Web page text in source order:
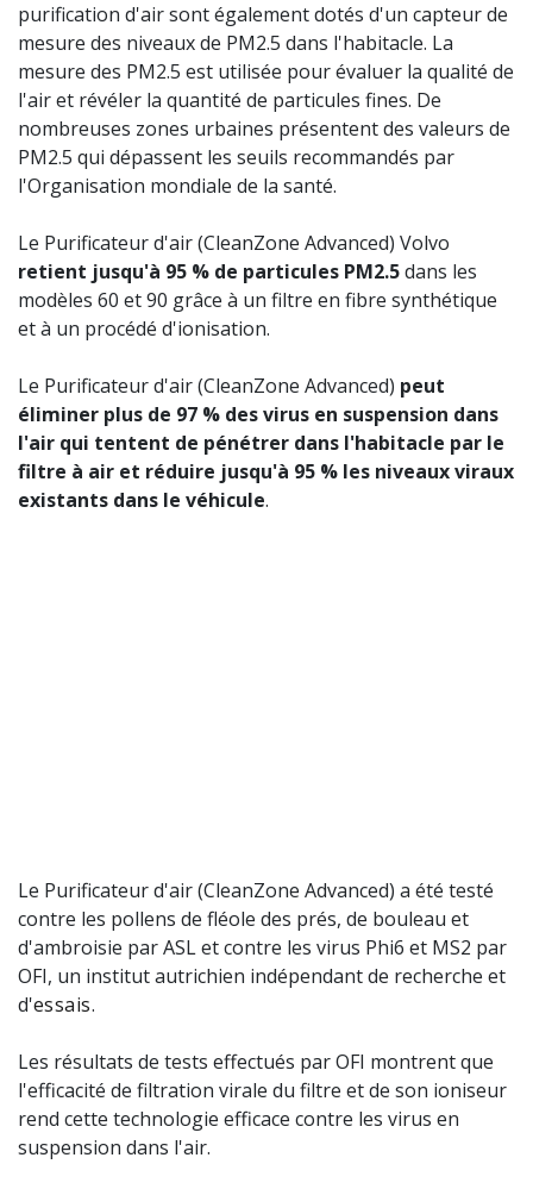
purification d'air sont également dotés d'un capteur de
mesure des niveaux de PM2.5 dans l'habitacle. La
mesure des PM2.5 est utilisée pour évaluer la qualité de
l'air et révéler la quantité de particules fines. De
nombreuses zones urbaines présentent des valeurs de
PM2.5 qui dépassent les seuils recommandés par
l'Organisation mondiale de la santé.
Le Purificateur d'air (CleanZone Advanced) Volvo
retient jusqu'à 95 % de particules PM2.5dans les
modèles 60 et 90 grâce à un filtre en fibre synthétique
et à un procédé d'ionisation.
Le Purificateur d'air (CleanZone Advanced) peut
éliminer plus de 97 % des virus en suspension dans
l'air qui tentent de pénétrer dans l'habitacle par le
filtre à air et réduire jusqu'à 95 % les niveaux viraux
existants dans le véhicule.
Le Purificateur d'air (CleanZone Advanced) a été testé
contre les pollens de fléole des prés, de bouleau et
d'ambroisie par ASL et contre les virus Phi6 et MS2 par
OFI, un institut autrichien indépendant de recherche et
d'essais.
Les résultats de tests effectués par OFI montrent que
l'efficacité de filtration virale du filtre et de son ioniseur
rend cette technologie efficace contre les virus en
suspension dans l'air.